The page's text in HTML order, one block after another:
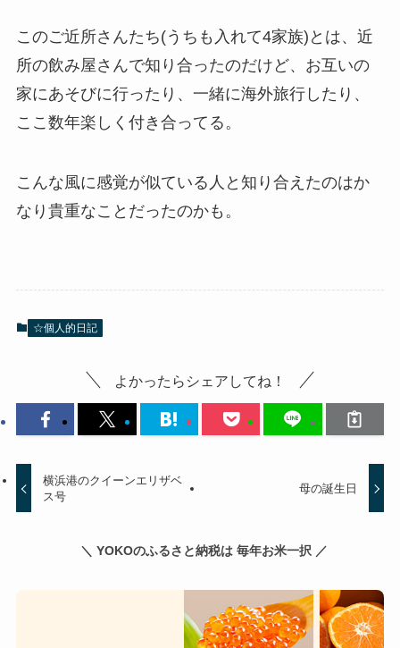
このご近所さんたち(うちも入れて4家族)とは、近
所の飲み屋さんで知り合ったのだけど、お互いの
家にあそびに行ったり、一緒に海外旅行したり、
ここ数年楽しく付き合ってる。
こんな風に感覚が似ている人と知り合えたのはか
なり貴重なことだったのかも。
☆個人的日記
よかったらシェアしてね！
横浜港のクイーンエリザベ
ス号
母の誕生日
＼ YOKOのふるさと納税は 毎年お米一択 ／